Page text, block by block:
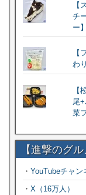
【
チ
ー】
【
わ
【
尾
菜
【進撃のグ
・ YouTubeチャン
・ X（16万人）